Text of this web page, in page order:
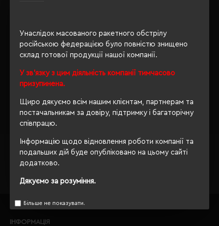
Унаслідок масованого ракетного обстрілу
російською федерацією було повністю знищено
склад готової продукції нашої компанії.
У зв'язку з цим діяльність компанії тимчасово
призупинена.
Щиро дякуємо всім нашим клієнтам, партнерам та
постачальникам за довіру, підтримку і багаторічну
співпрацю.
Інформацію щодо відновлення роботи компанії та
подальших дій буде опубліковано на цьому сайті
додатково.
Дякуємо за розуміння.
Більше не показувати.
Також Ви можете зателефонувати нам по телефону
+380444928603 , і наші менеджери із задоволенням
варіант.
завжди будете впевнені в якості придбаного товару, а
ми завжди будемо раді бачити Вас знову.
Софіївська Борщагівка, Київська обл., 08131,
crm@eurobusiness.com.ua,
ІНФОРМАЦІЯ